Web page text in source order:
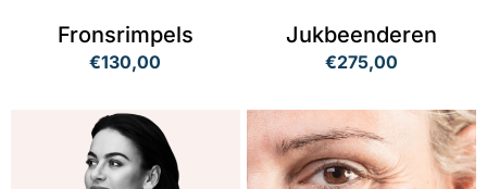
Fronsrimpels
€130,00
Jukbeenderen
€275,00